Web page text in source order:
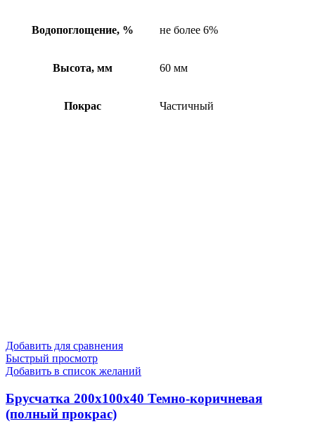
Водопоглощение, % не более 6%
Высота, мм 60 мм
Покрас Частичный
Добавить для сравнения
Быстрый просмотр
Добавить в список желаний
Брусчатка 200х100х40 Темно-коричневая
(полный прокрас)